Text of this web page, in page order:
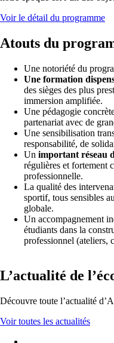
Voir le détail du programme
Atouts du
Une notoriété du
Une formation
des sièges des plus
immersion amplifiée.
Une pédagogie
partenariat avec de
Une sensibilisation
responsabilité, de
Un important réseau
régulières et fortement
professionnelle.
La qualité des
sportif, tous sensibles
globale.
Un accompagnement
étudiants dans la
professionnel (ateliers,
L’actualité de
Découvre toute l’actualité
Voir toutes les actualités